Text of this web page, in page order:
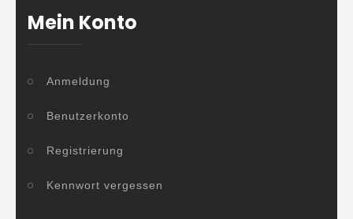
Mein Konto
Anmeldung
Benutzerkonto
Registrierung
Kennwort vergessen